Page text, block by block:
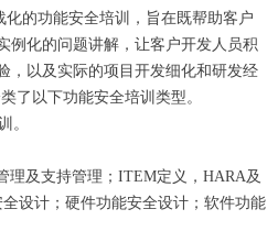
化的功能安全培训，旨在既帮助客户
例化的问题讲解，让客户开发人员积
，以及实际的项目开发细化和研发经
了以下功能安全培训类型。
。
理及支持管理；ITEM定义，HARA及
全设计；硬件功能安全设计；软件功能